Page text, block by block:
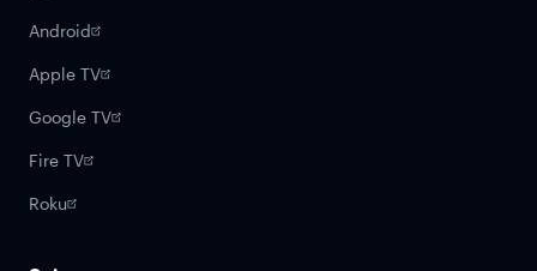
Android
Apple TV
Google TV
Fire TV
Roku